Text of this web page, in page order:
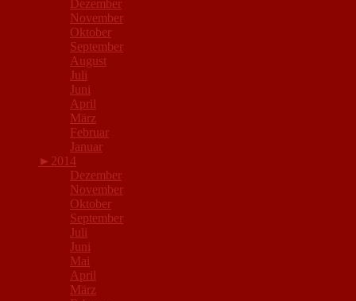
Dezember
November
Oktober
September
August
Juli
Juni
April
März
Februar
Januar
► 2014
Dezember
November
Oktober
September
Juli
Juni
Mai
April
März